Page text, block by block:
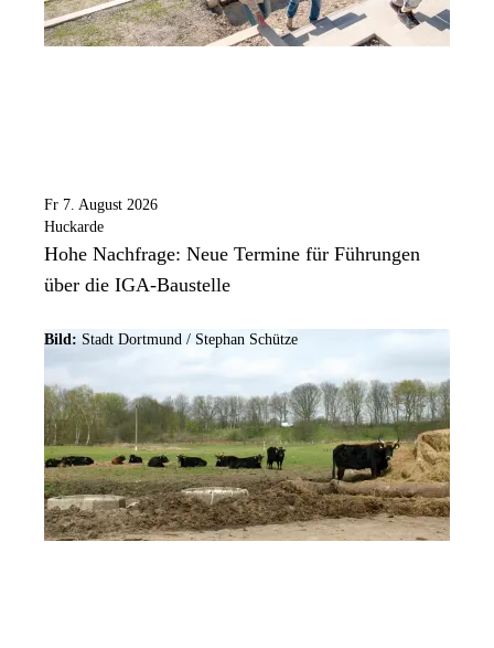
Fr 7. August 2026
Huckarde
Hohe Nachfrage: Neue Termine für Führungen
über die IGA-Baustelle
Bild: Stadt Dortmund / Stephan Schütze